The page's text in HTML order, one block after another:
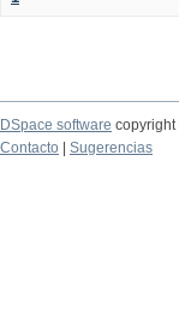
DSpace software
Contacto
Sugerencias